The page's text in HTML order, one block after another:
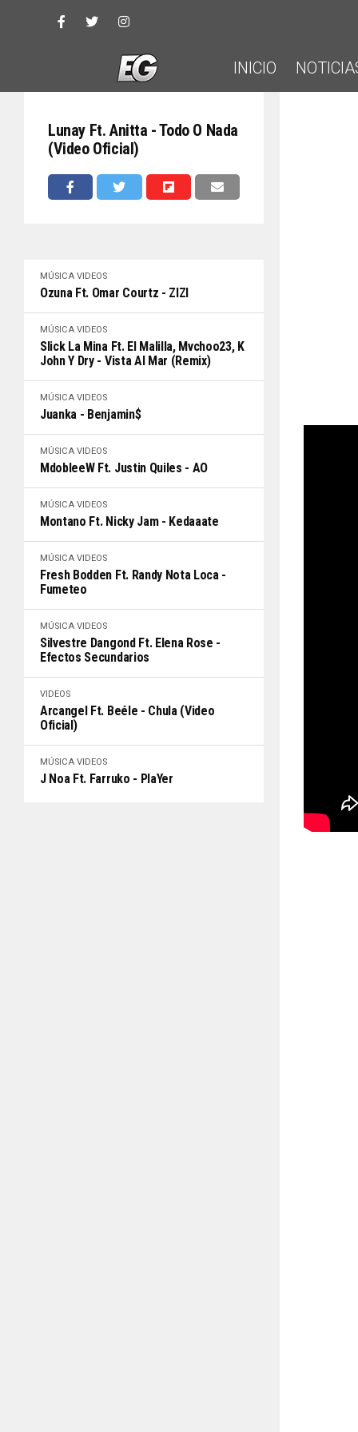
INICIO
Lunay Ft. Anitta - Todo O Nada
(Video Oficial)
MÚSICA VIDEOS
Ozuna Ft. Omar Courtz - ZIZI
MÚSICA VIDEOS
Slick La Mina Ft. El Malilla, Mvchoo23, K
John Y Dry - Vista Al Mar (Remix)
MÚSICA VIDEOS
Juanka - Benjamin$
MÚSICA VIDEOS
MdobleeW Ft. Justin Quiles - AO
MÚSICA VIDEOS
Montano Ft. Nicky Jam - Kedaaate
MÚSICA VIDEOS
Fresh Bodden Ft. Randy Nota Loca -
Fumeteo
MÚSICA VIDEOS
Silvestre Dangond Ft. Elena Rose -
Efectos Secundarios
VIDEOS
Arcangel Ft. Beéle - Chula (Video
Oficial)
MÚSICA VIDEOS
J Noa Ft. Farruko - PlaYer